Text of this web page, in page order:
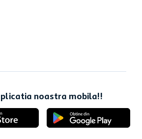
noastra mobila!!